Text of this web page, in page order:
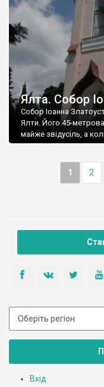
Ялта. Собор
Собор Іоанна
Ялти. Його 45-метрова
майже звідусіль, а
1 2
Вхід